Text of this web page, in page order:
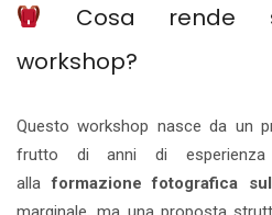
Cosa rende
workshop?
Questo workshop nasce da un
frutto di anni di esperienza
allaformazione fotografica